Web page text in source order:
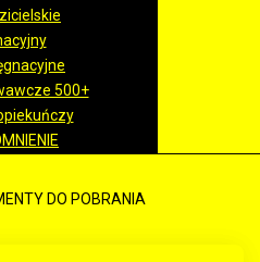
500+
DO POBRANIA